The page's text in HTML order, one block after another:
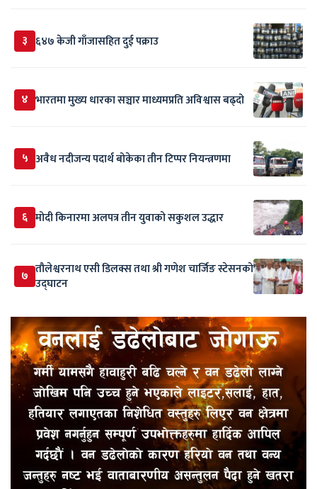
३ ६४७ केजी गाँजासहित दुई पक्राउ
४ भारतमा मुख्य धारका सञ्चार माध्यमप्रति अविश्वास बढ्दो
५ अवैध नदीजन्य पदार्थ बोकेका तीन टिप्पर नियन्त्रणमा
६ मोदी किनारमा अलपत्र तीन युवाको सकुशल उद्धार
७ तौलेश्वरनाथ एसी डिलक्स तथा श्री गणेश चार्जिङ स्टेसनको
उद्घाटन